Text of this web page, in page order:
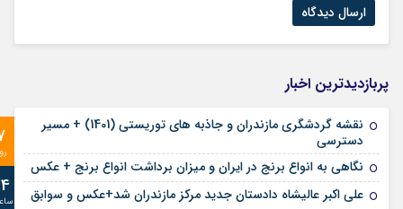
پربازدیدترین اخبار
نقشه گردشگری مازندران و جاذبه های توریستی (1401) + مسیر
دسترسی
نگاهی به انواع برنج در ایران و میزان برداشت انواع برنج + عکس
علی‌ اکبر عالیشاه دادستان جدید مرکز مازندران شد+عکس و سوابق